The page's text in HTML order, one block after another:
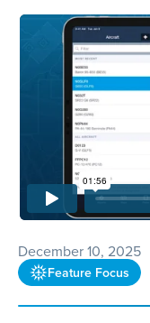
December 10, 2025
Feature Focus